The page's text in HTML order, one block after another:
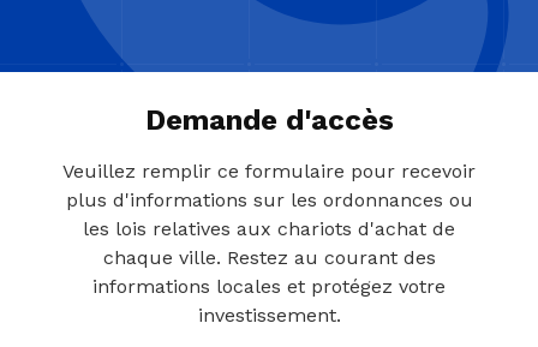
Demande d'accès
Veuillez remplir ce formulaire pour recevoir
plus d'informations sur les ordonnances ou
les lois relatives aux chariots d'achat de
chaque ville. Restez au courant des
informations locales et protégez votre
investissement.